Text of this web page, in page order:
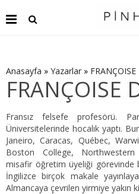
Anasayfa » Yazarlar »
FRANÇOISE
Fransız felsefe profesörü.
Üniversitelerinde hocalık yaptı.
Janeiro, Caracas, Québec,
Boston College, Northwestern
misafir öğretim üyeliği görevinde
İngilizce birçok makale
Almancaya çevrilen yirmiye yakın